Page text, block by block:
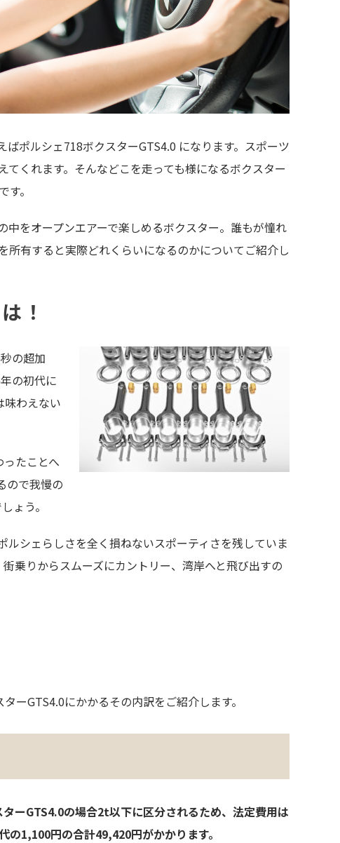
ポルシェ718ボクスターGTS4.0 になります。スポーツ
くれます。そんなどこを走っても様になるボクスター
。
をオープンエアーで楽しめるボクスター。誰もが憧れ
有すると実際どれくらいになるのかについてご紹介し
！
の超加
の初代に
味わえない
たことへ
ので我慢の
ょう。
シェらしさを全く損ねないスポーティさを残していま
乗りからスムーズにカントリー、湾岸へと飛び出すの
ーGTS4.0にかかるその内訳をご紹介します。
ーGTS4.0の場合2t以下に区分されるため、法定費用は
1,100円の合計49,420円がかかります。